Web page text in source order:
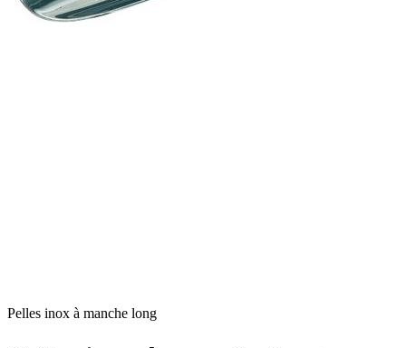
Pelles inox à manche long